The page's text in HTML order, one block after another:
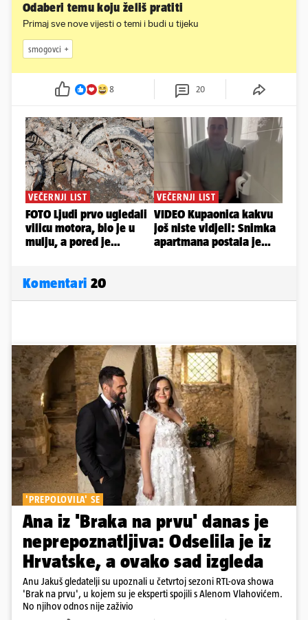
Odaberi temu koju želiš pratiti
Primaj sve nove vijesti o temi i budi u tijeku
smogovci
8 20
Komentari 20
'PREPOLOVILA' SE
Ana iz 'Braka na prvu' danas je
neprepoznatljiva: Odselila je iz
Hrvatske, a ovako sad izgleda
Anu Jakuš gledatelji su upoznali u četvrtoj sezoni RTL-ova showa
'Brak na prvu', u kojem su je eksperti spojili s Alenom Vlahovićem.
No njihov odnos nije zaživio